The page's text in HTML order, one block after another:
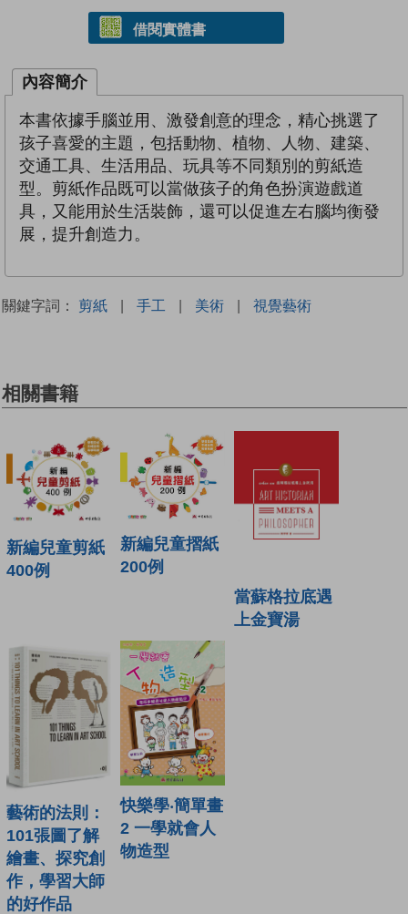
借閱實體書
內容簡介
本書依據手腦並用、激發創意的理念，精心挑選了
孩子喜愛的主題，包括動物、植物、人物、建築、
交通工具、生活用品、玩具等不同類別的剪紙造
型。剪紙作品既可以當做孩子的角色扮演遊戲道
具，又能用於生活裝飾，還可以促進左右腦均衡發
展，提升創造力。
關鍵字詞： 剪紙 | 手工 | 美術 | 視覺藝術
相關書籍
新編兒童剪紙
400例
新編兒童摺紙
200例
當蘇格拉底遇
上金寶湯
藝術的法則：
101張圖了解
繪畫、探究創
作，學習大師
的好作品
快樂學‧簡單畫
2 一學就會人
物造型